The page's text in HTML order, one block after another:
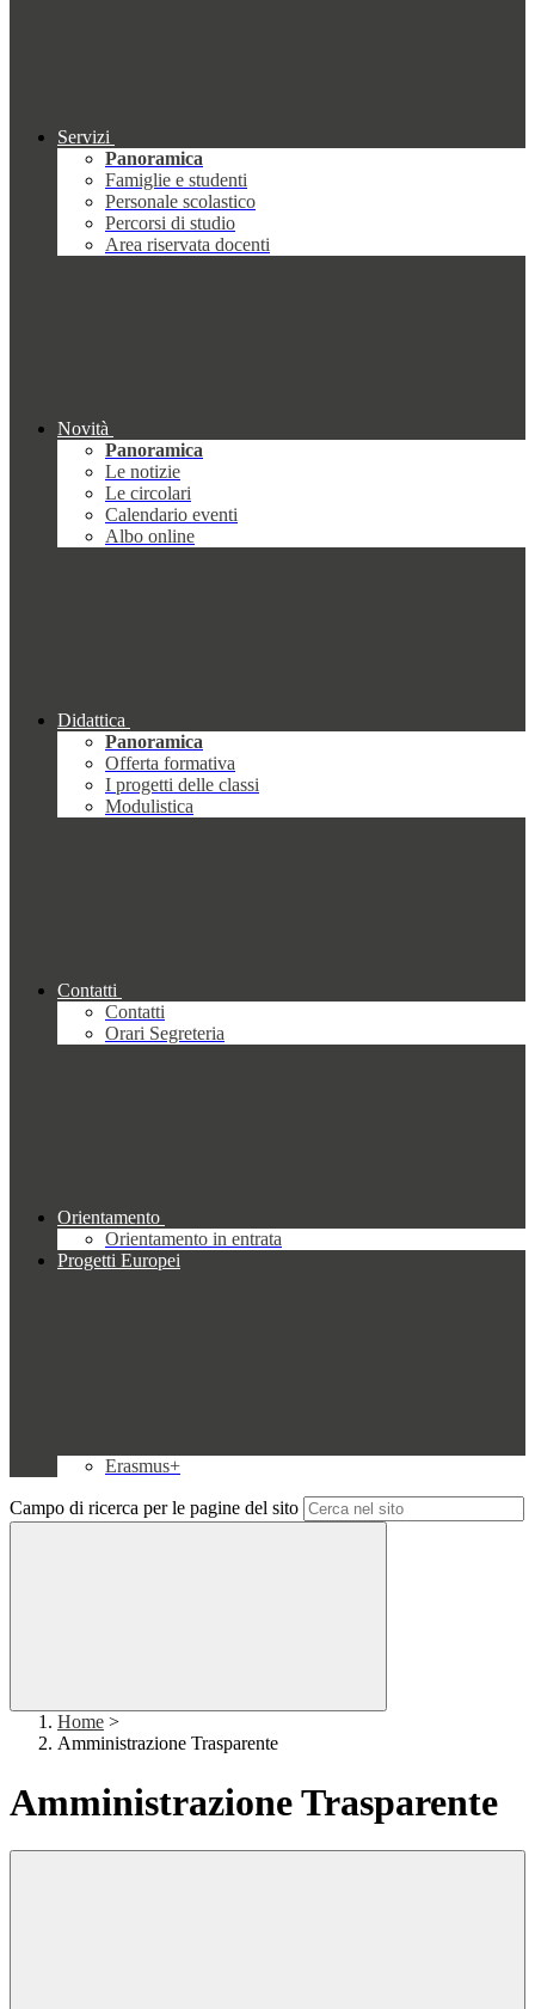
Servizi
Panoramica
Famiglie e studenti
Personale scolastico
Percorsi di studio
Area riservata docenti
Novità
Panoramica
Le notizie
Le circolari
Calendario eventi
Albo online
Didattica
Panoramica
Offerta formativa
I progetti delle classi
Modulistica
Contatti
Contatti
Orari Segreteria
Orientamento
Orientamento in entrata
Progetti Europei
Erasmus+
Campo di ricerca per le pagine del sito
Home >
Amministrazione Trasparente
Amministrazione Trasparente